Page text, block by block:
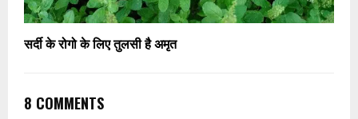
सर्दी के रोगो के लिए तुलसी है अमृत
8 COMMENTS